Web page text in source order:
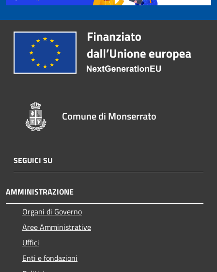
Comune di Monserrato
SEGUICI SU
AMMINISTRAZIONE
Organi di Governo
Aree Amministrative
Uffici
Enti e fondazioni